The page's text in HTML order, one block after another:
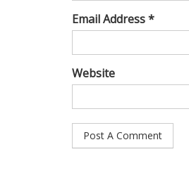
Email Address *
Website